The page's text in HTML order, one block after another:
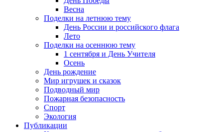
Весна
Поделки на летнюю тему
День России и российского флага
Лето
Поделки на осеннюю тему
1 сентября и День Учителя
Осень
День рождение
Мир игрушек и сказок
Подводный мир
Пожарная безопасность
Спорт
Экология
Публикации